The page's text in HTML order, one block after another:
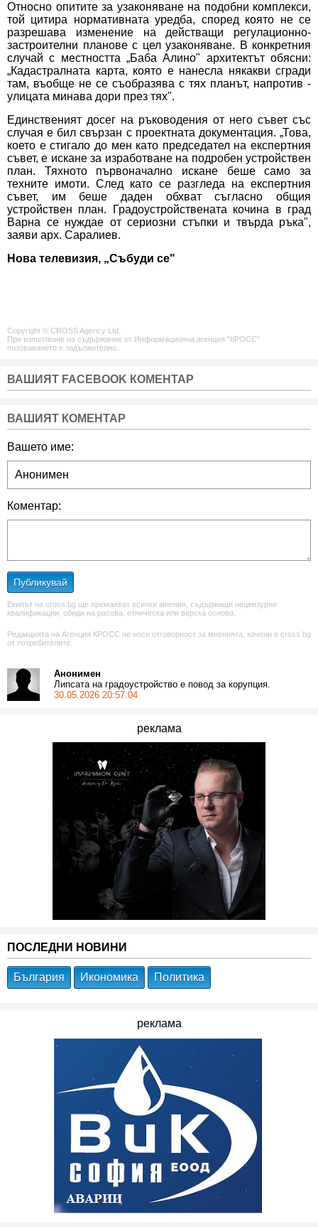
Относно опитите за узаконяване на подобни комплекси,
той цитира нормативната уредба, според която не се
разрешава изменение на действащи регулационно-
застроителни планове с цел узаконяване. В конкретния
случай с местността „Баба Алино" архитектът обясни:
„Кадастралната карта, която е нанесла някакви сгради
там, въобще не се съобразява с тях планът, напротив -
улицата минава дори през тях".
Единственият досег на ръководения от него съвет със
случая е бил свързан с проектната документация. „Това,
което е стигало до мен като председател на експертния
съвет, е искане за изработване на подробен устройствен
план. Тяхното първоначално искане беше само за
техните имоти. След като се разгледа на експертния
съвет, им беше даден обхват съгласно общия
устройствен план. Градоустройствената кочина в град
Варна се нуждае от сериозни стъпки и твърда ръка",
заяви арх. Саралиев.
Нова телевизия, „Събуди се"
Copyright © CROSS Agency Ltd.
При използване на съдържание от Информационна агенция "КРОСС"
позоваването е задължително.
ВАШИЯТ FACEBOOK КОМЕНТАР
ВАШИЯТ КОМЕНТАР
Вашето име:
Коментар:
Публикувай
Екипът на cross.bg ще премахват всички мнения, съдържащи нецензурни
квалификации, обиди на расова, етническа или верска основа.
Редакцията на Агенция КРОСС не носи отговорност за мненията, качени в cross.bg
от потребителите.
Анонимен
Липсата на градоустройство е повод за корупция.
30.05.2026 20:57:04
реклама
ПОСЛЕДНИ НОВИНИ
България Икономика Политика
реклама